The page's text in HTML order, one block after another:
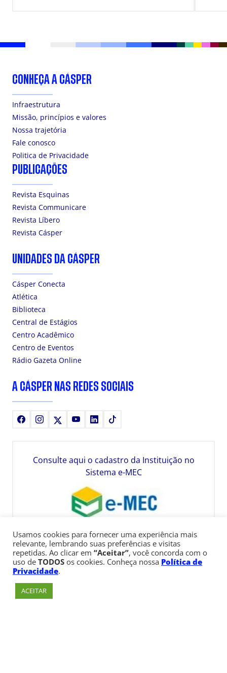
CONHEÇA A CÁSPER
Infraestrutura
Missão, princípios e valores
Nossa trajetória
Fale conosco
Politica de Privacidade
PUBLICAÇÕES
Revista Esquinas
Revista Communicare
Revista Líbero
Revista Cásper
UNIDADES DA CÁSPER
Cásper Conecta
Atlética
Biblioteca
Central de Estágios
Centro Acadêmico
Centro de Eventos
Rádio Gazeta Online
A CÁSPER NAS REDES SOCIAIS
FacebookInstagram YoutubeLinkedIn
Consulte aqui o cadastro da Instituição no
Sistema e-MEC
Usamos cookies para fornecer uma experiência mais
relevante, lembrando suas preferências e visitas
repetidas. Ao clicar em “Aceitar”, você concorda com o
uso de TODOS os cookies. Conheça nossa Política de
Privacidade.
ACEITAR